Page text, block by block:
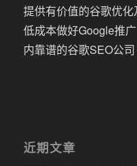
提供有价值的谷歌优
低成本做好Google推
内靠谱的谷歌SEO公司
近期文章